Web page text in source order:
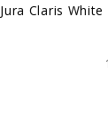
Jura Claris White